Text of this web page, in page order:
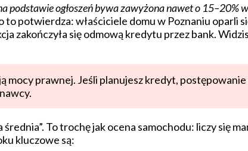
podstawie ogłoszeń bywa zawyżona nawet o 15–20%
potwierdza: właściciele domu w Poznaniu oparli
zakończyła się odmową kredytu przez bank.
mocy prawnej. Jeśli planujesz kredyt,
To trochę jak ocena samochodu: liczy się
kluczowe są: